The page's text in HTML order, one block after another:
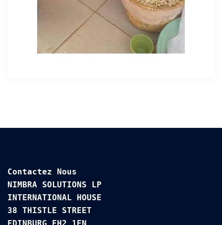
Contactez Nous
NIMBRA SOLUTIONS LP
INTERNATIONAL HOUSE
38 THISTLE STREET
EDINBURG EH2 1EN